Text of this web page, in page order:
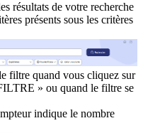
résultats de votre recherche
présents sous les critères
filtre quand vous cliquez sur
» ou quand le filtre se
indique le nombre